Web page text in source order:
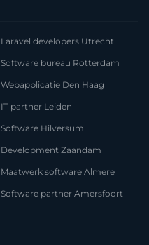
Laravel developers Utrecht
Software bureau Rotterdam
Webapplicatie Den Haag
IT partner Leiden
Software Hilversum
Development Zaandam
Maatwerk software Almere
Software partner Amersfoort